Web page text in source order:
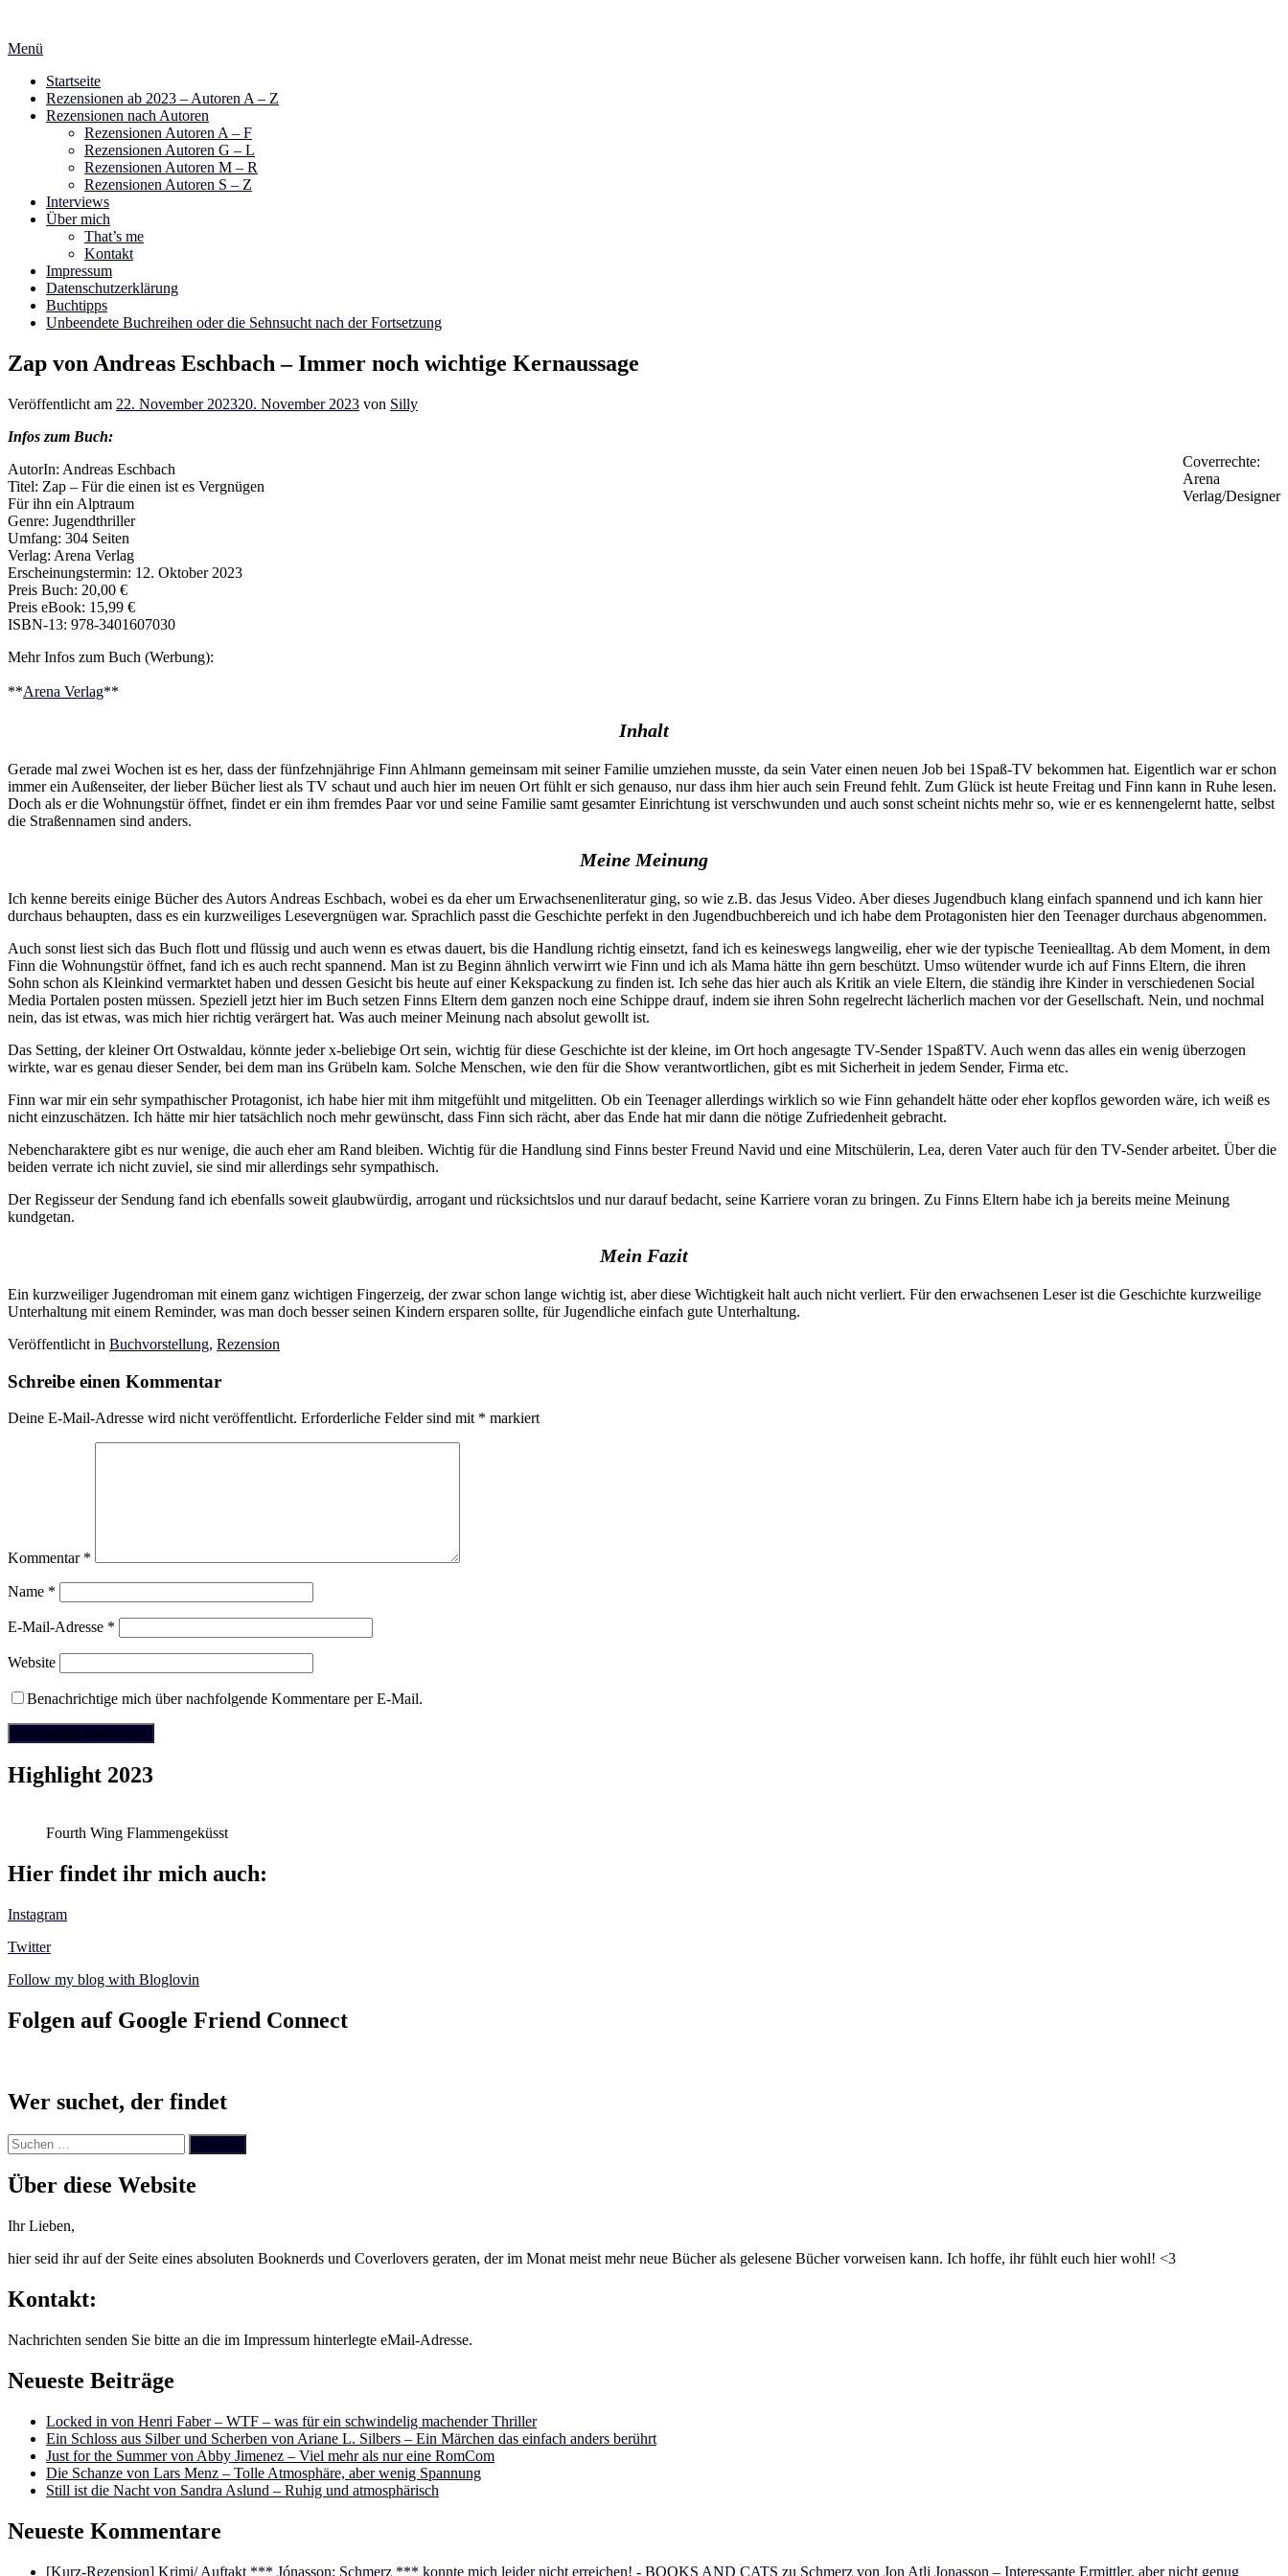
springen
Menü
Startseite
Rezensionen ab 2023 – Autoren A – Z
Rezensionen nach Autoren
Rezensionen Autoren A – F
Rezensionen Autoren G – L
Rezensionen Autoren M – R
Rezensionen Autoren S – Z
Interviews
Über mich
That’s me
Kontakt
Impressum
Datenschutzerklärung
Buchtipps
Unbeendete Buchreihen oder die Sehnsucht nach der Fortsetzung
Zap von Andreas Eschbach – Immer noch wichtige Kernaussage
Veröffentlicht am 22. November 202320. November 2023 von Silly
Coverrechte:
Arena
Verlag/Designer
Infos zum Buch:
AutorIn: Andreas Eschbach
Titel: Zap – Für die einen ist es Vergnügen
Für ihn ein Alptraum
Genre: Jugendthriller
Umfang: 304 Seiten
Verlag: Arena Verlag
Erscheinungstermin: 12. Oktober 2023
Preis Buch: 20,00 €
Preis eBook: 15,99 €
ISBN-13: ‎‎978-3401607030
Mehr Infos zum Buch (Werbung):
**Arena Verlag**
Inhalt
Gerade mal zwei Wochen ist es her, dass der fünfzehnjährige Finn Ahlmann gemeinsam mit seiner Familie umziehen musste, da sein Vater einen neuen Job bei 1Spaß-TV bekommen hat. Eigentlich war er schon
immer ein Außenseiter, der lieber Bücher liest als TV schaut und auch hier im neuen Ort fühlt er sich genauso, nur dass ihm hier auch sein Freund fehlt. Zum Glück ist heute Freitag und Finn kann in Ruhe lesen.
Doch als er die Wohnungstür öffnet, findet er ein ihm fremdes Paar vor und seine Familie samt gesamter Einrichtung ist verschwunden und auch sonst scheint nichts mehr so, wie er es kennengelernt hatte, selbst
die Straßennamen sind anders.
Meine Meinung
Ich kenne bereits einige Bücher des Autors Andreas Eschbach, wobei es da eher um Erwachsenenliteratur ging, so wie z.B. das Jesus Video. Aber dieses Jugendbuch klang einfach spannend und ich kann hier
durchaus behaupten, dass es ein kurzweiliges Lesevergnügen war. Sprachlich passt die Geschichte perfekt in den Jugendbuchbereich und ich habe dem Protagonisten hier den Teenager durchaus abgenommen.
Auch sonst liest sich das Buch flott und flüssig und auch wenn es etwas dauert, bis die Handlung richtig einsetzt, fand ich es keineswegs langweilig, eher wie der typische Teeniealltag. Ab dem Moment, in dem
Finn die Wohnungstür öffnet, fand ich es auch recht spannend. Man ist zu Beginn ähnlich verwirrt wie Finn und ich als Mama hätte ihn gern beschützt. Umso wütender wurde ich auf Finns Eltern, die ihren
Sohn schon als Kleinkind vermarktet haben und dessen Gesicht bis heute auf einer Kekspackung zu finden ist. Ich sehe das hier auch als Kritik an viele Eltern, die ständig ihre Kinder in verschiedenen Social
Media Portalen posten müssen. Speziell jetzt hier im Buch setzen Finns Eltern dem ganzen noch eine Schippe drauf, indem sie ihren Sohn regelrecht lächerlich machen vor der Gesellschaft. Nein, und nochmal
nein, das ist etwas, was mich hier richtig verärgert hat. Was auch meiner Meinung nach absolut gewollt ist.
Das Setting, der kleiner Ort Ostwaldau, könnte jeder x-beliebige Ort sein, wichtig für diese Geschichte ist der kleine, im Ort hoch angesagte TV-Sender 1SpaßTV. Auch wenn das alles ein wenig überzogen
wirkte, war es genau dieser Sender, bei dem man ins Grübeln kam. Solche Menschen, wie den für die Show verantwortlichen, gibt es mit Sicherheit in jedem Sender, Firma etc.
Finn war mir ein sehr sympathischer Protagonist, ich habe hier mit ihm mitgefühlt und mitgelitten. Ob ein Teenager allerdings wirklich so wie Finn gehandelt hätte oder eher kopflos geworden wäre, ich weiß es
nicht einzuschätzen. Ich hätte mir hier tatsächlich noch mehr gewünscht, dass Finn sich rächt, aber das Ende hat mir dann die nötige Zufriedenheit gebracht.
Nebencharaktere gibt es nur wenige, die auch eher am Rand bleiben. Wichtig für die Handlung sind Finns bester Freund Navid und eine Mitschülerin, Lea, deren Vater auch für den TV-Sender arbeitet. Über die
beiden verrate ich nicht zuviel, sie sind mir allerdings sehr sympathisch.
Der Regisseur der Sendung fand ich ebenfalls soweit glaubwürdig, arrogant und rücksichtslos und nur darauf bedacht, seine Karriere voran zu bringen. Zu Finns Eltern habe ich ja bereits meine Meinung
kundgetan.
Mein Fazit
Ein kurzweiliger Jugendroman mit einem ganz wichtigen Fingerzeig, der zwar schon lange wichtig ist, aber diese Wichtigkeit halt auch nicht verliert. Für den erwachsenen Leser ist die Geschichte kurzweilige
Unterhaltung mit einem Reminder, was man doch besser seinen Kindern ersparen sollte, für Jugendliche einfach gute Unterhaltung.
Veröffentlicht in Buchvorstellung, Rezension
Schreibe einen Kommentar
Deine E-Mail-Adresse wird nicht veröffentlicht. Erforderliche Felder sind mit * markiert
Kommentar *
Name *
E-Mail-Adresse *
Website
Benachrichtige mich über nachfolgende Kommentare per E-Mail.
Highlight 2023
Fourth Wing Flammengeküsst
Hier findet ihr mich auch:
Instagram
Twitter
Follow my blog with Bloglovin
Folgen auf Google Friend Connect
Wer suchet, der findet
Suchen
nach:
Über diese Website
Ihr Lieben,
hier seid ihr auf der Seite eines absoluten Booknerds und Coverlovers geraten, der im Monat meist mehr neue Bücher als gelesene Bücher vorweisen kann. Ich hoffe, ihr fühlt euch hier wohl! <3
Kontakt:
Nachrichten senden Sie bitte an die im Impressum hinterlegte eMail-Adresse.
Neueste Beiträge
Locked in von Henri Faber – WTF – was für ein schwindelig machender Thriller
Ein Schloss aus Silber und Scherben von Ariane L. Silbers – Ein Märchen das einfach anders berührt
Just for the Summer von Abby Jimenez – Viel mehr als nur eine RomCom
Die Schanze von Lars Menz – Tolle Atmosphäre, aber wenig Spannung
Still ist die Nacht von Sandra Aslund – Ruhig und atmosphärisch
Neueste Kommentare
[Kurz-Rezension] Krimi/ Auftakt *** Jónasson: Schmerz *** konnte mich leider nicht erreichen! - BOOKS AND CATS zu Schmerz von Jon Atli Jonasson – Interessante Ermittler, aber nicht genug